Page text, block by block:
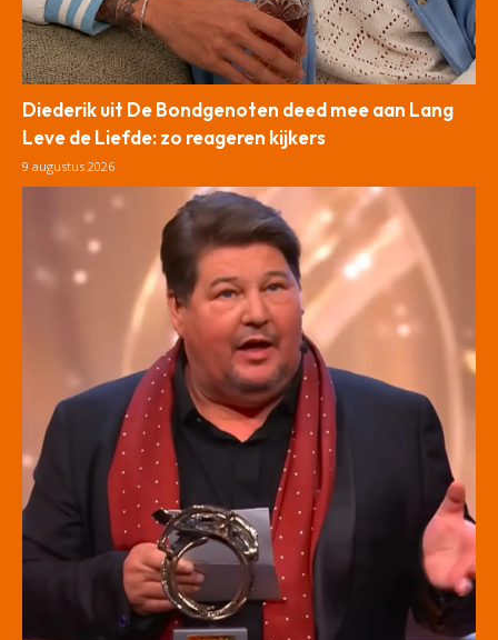
Diederik uit De Bondgenoten deed mee aan Lang
Leve de Liefde: zo reageren kijkers
9 augustus 2026